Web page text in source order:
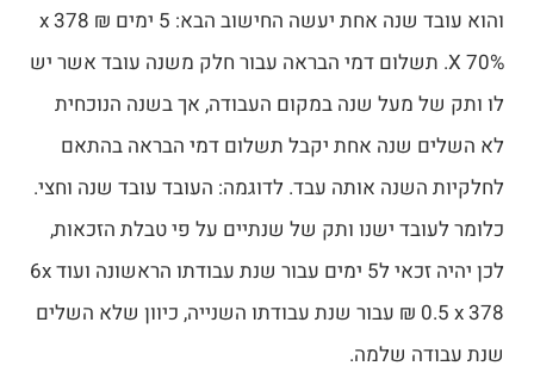
והוא עובד שנה אחת יעשה החישוב הבא: 5 ימים x 378 ₪
X 70%. תשלום דמי הבראה עבור חלק משנה עובד אשר יש
לו ותק של מעל שנה במקום העבודה, אך בשנה הנוכחית
לא השלים שנה אחת יקבל תשלום דמי הבראה בהתאם
לחלקיות השנה אותה עבד. לדוגמה: העובד עובד שנה וחצי.
כלומר לעובד ישנו ותק של שנתיים על פי טבלת הזכאות,
לכן יהיה זכאי ל5 ימים עבור שנת עבודתו הראשונה ועוד 6x
0.5 x 378 ₪ עבור שנת עבודתו השנייה, כיוון שלא השלים
שנת עבודה שלמה.